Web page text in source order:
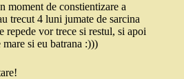
moment de constientizare a
trecut 4 luni jumate de sarcina
repede vor trece si restul, si apoi
si eu batrana :)))